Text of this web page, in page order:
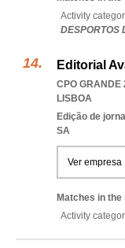
Activity
DESPORTOS
Editorial
CPO GRANDE
LISBOA
Edição de
SA
Ver empresa
Matches in
Activity